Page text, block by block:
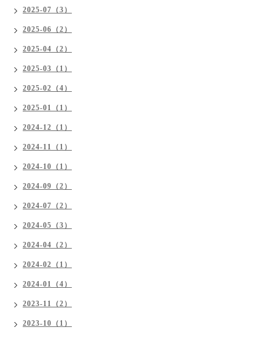
2025-07（3）
2025-06（2）
2025-04（2）
2025-03（1）
2025-02（4）
2025-01（1）
2024-12（1）
2024-11（1）
2024-10（1）
2024-09（2）
2024-07（2）
2024-05（3）
2024-04（2）
2024-02（1）
2024-01（4）
2023-11（2）
2023-10（1）